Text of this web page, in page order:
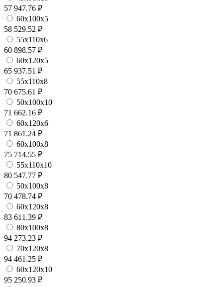
57 947.76 ₽
60х100х5
58 529.52 ₽
55х110х6
60 898.57 ₽
60х120х5
65 937.51 ₽
55х110х8
70 675.61 ₽
50х100х10
71 662.16 ₽
60х120х6
71 861.24 ₽
60х100х8
75 714.55 ₽
55х110х10
80 547.77 ₽
50х100х8
70 478.74 ₽
60х120х8
83 611.39 ₽
80х100х8
94 273.23 ₽
70х120х8
94 461.25 ₽
60х120х10
95 250.93 ₽